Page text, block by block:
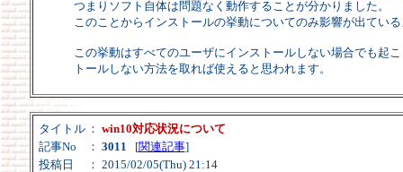
つまりソフト自体は問題なく動作することが分かりました。
このことからインストールの挙動についてのみ影響が出てい
この挙動はすべてのユーザにインストールしない場合でも起
トールしない方法を取れば使えると思われます。
タイトル ： win10対応状況について
記事No
： 3011 [関連記事]
投稿日
： 2015/02/05(Thu) 21:14